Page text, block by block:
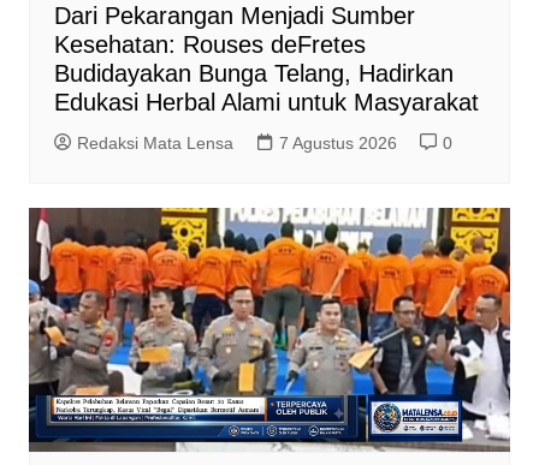
Dari Pekarangan Menjadi Sumber
Kesehatan: Rouses deFretes
Budidayakan Bunga Telang, Hadirkan
Edukasi Herbal Alami untuk Masyarakat
Redaksi Mata Lensa 7 Agustus 2026 0